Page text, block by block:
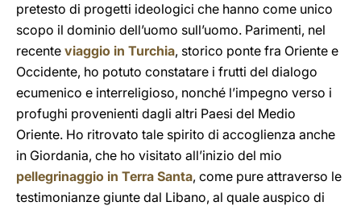
pretesto di progetti ideologici che hanno come unico
scopo il dominio dell’uomo sull’uomo. Parimenti, nel
recente viaggio in Turchia, storico ponte fra Oriente e
Occidente, ho potuto constatare i frutti del dialogo
ecumenico e interreligioso, nonché l’impegno verso i
profughi provenienti dagli altri Paesi del Medio
Oriente. Ho ritrovato tale spirito di accoglienza anche
in Giordania, che ho visitato all’inizio del mio
pellegrinaggio in Terra Santa, come pure attraverso le
testimonianze giunte dal Libano, al quale auspico di